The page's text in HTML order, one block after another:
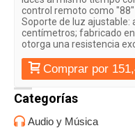
control remoto como
Soporte de luz ajustable:
centímetros; fabricado
otorga una resistencia
Comprar por
Categorías
Audio y Música